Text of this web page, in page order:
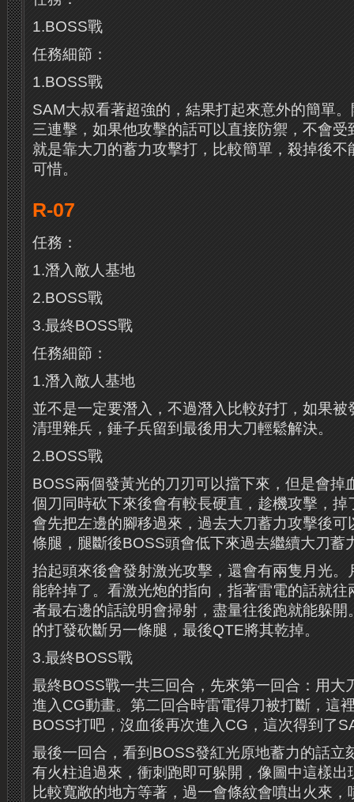
1.BOSS戰
任務細節：
1.BOSS戰
SAM大叔看著超強的，結果打起來意外的簡單
三連擊，如果他攻擊的話可以直接防禦，不會受
就是靠大刀的蓄力攻擊打，比較簡單，殺掉後不
可惜。
R-07
任務：
1.潛入敵人基地
2.BOSS戰
3.最終BOSS戰
任務細節：
1.潛入敵人基地
並不是一定要潛入，不過潛入比較好打，如果
清理雜兵，錘子兵留到最後用大刀輕鬆解決。
2.BOSS戰
BOSS兩個發黃光的刀刃可以擋下來，但是會掉
個刀同時砍下來後會有較長硬直，趁機攻擊，
會先把左邊的腳移過來，過去大刀蓄力攻擊後可
條腿，腿斷後BOSS頭會低下來過去繼續大刀蓄
抬起頭來後會發射激光攻擊，還會有兩隻月光。
能幹掉了。看激光炮的指向，指著雷電的話就往
者最右邊的話說明會掃射，盡量往後跑就能躲開
的打發砍斷另一條腿，最後QTE將其乾掉。
3.最終BOSS戰
最終BOSS戰一共三回合，先來第一回合：用大
進入CG動畫。第二回合時雷電得刀被打斷，這
BOSS打吧，沒血後再次進入CG，這次得到了
最後一回合，看到BOSS發紅光原地蓄力的話立
有火柱追過來，衝刺跑即可躲開，像圖中這樣出
比較寬敞的地方等著，過一會條紋會噴出火來，